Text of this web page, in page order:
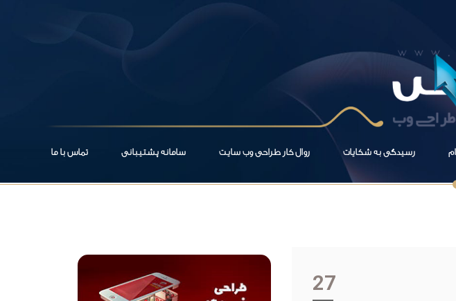
رسیدگی به شکایات روال کار طراحی وب سایت سامانه پشتیبانی تماس با ما
27